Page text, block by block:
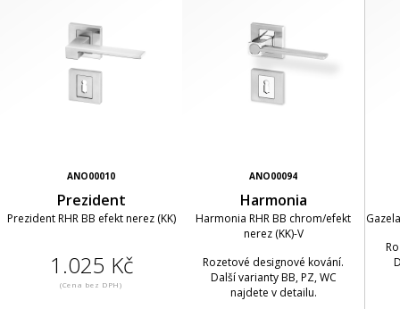
ANO00010
Prezident
Prezident RHR BB efekt nerez (KK)
1.025 Kč
(Cena bez DPH)
ANO00094
Harmonia
Harmonia RHR BB chrom/efekt
nerez (KK)-V
Rozetové designové kování.
Další varianty BB, PZ, WC
najdete v detailu.